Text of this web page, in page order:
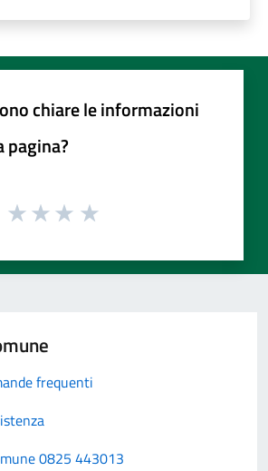
chiare le informazioni
pagina?
frequenti
0825 443013